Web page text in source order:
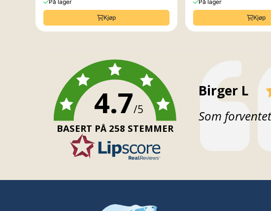
På lager
Kjøp
På lager
Kjøp
4.7/5
BASERT PÅ 258 STEMMER
Forfatter:
Birger L
Tekst:
Som